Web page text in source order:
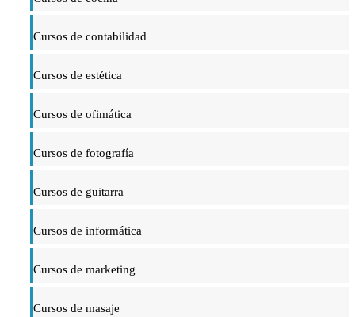
Cursos de contabilidad
Cursos de estética
Cursos de ofimática
Cursos de fotografía
Cursos de guitarra
Cursos de informática
Cursos de marketing
Cursos de masaje